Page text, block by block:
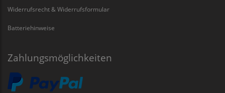
Widerrufsrecht & Widerrufsformular
Batteriehinweise
Zahlungsmöglichkeiten